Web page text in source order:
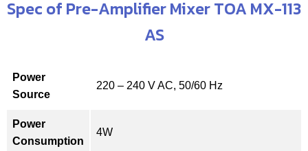
Spec of Pre-Amplifier Mixer TOA MX-113
AS
Power
Source
220 – 240 V AC, 50/60 Hz
Power
Consumption
4W